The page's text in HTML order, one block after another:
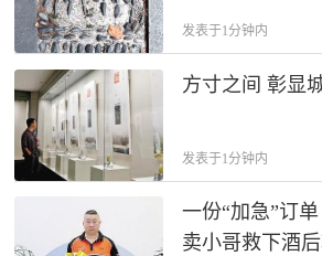
发表于1分钟内
方寸之间 彰显
发表于1分钟内
一份“加急”订
卖小哥救下酒